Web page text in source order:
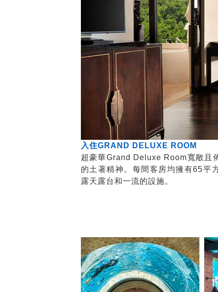
入住GRAND DELUXE ROOM
超豪華Grand Deluxe Room寬敞且
的土著精神。每間客房均擁有65平
露天露台和一流的設施。